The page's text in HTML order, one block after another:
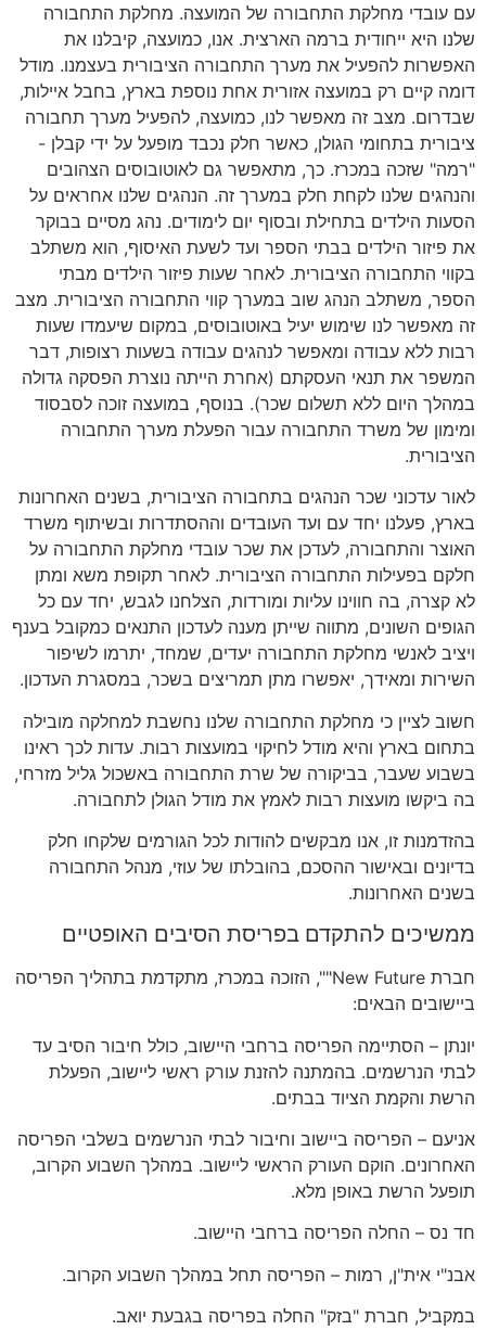
עם עובדי מחלקת התחבורה של המועצה. מחלקת התחבורה
שלנו היא ייחודית ברמה הארצית. אנו, כמועצה, קיבלנו את
האפשרות להפעיל את מערך התחבורה הציבורית בעצמנו. מודל
דומה קיים רק במועצה אזורית אחת נוספת בארץ, בחבל איילות,
שבדרום. מצב זה מאפשר לנו, כמועצה, להפעיל מערך תחבורה
ציבורית בתחומי הגולן, כאשר חלק נכבד מופעל על ידי קבלן -
"רמה" שזכה במכרז. כך, מתאפשר גם לאוטובוסים הצהובים
והנהגים שלנו לקחת חלק במערך זה. הנהגים שלנו אחראים על
הסעות הילדים בתחילת ובסוף יום לימודים. נהג מסיים בבוקר
את פיזור הילדים בבתי הספר ועד לשעת האיסוף, הוא משתלב
בקווי התחבורה הציבורית. לאחר שעות פיזור הילדים מבתי
הספר, משתלב הנהג שוב במערך קווי התחבורה הציבורית. מצב
זה מאפשר לנו שימוש יעיל באוטובוסים, במקום שיעמדו שעות
רבות ללא עבודה ומאפשר לנהגים עבודה בשעות רצופות, דבר
המשפר את תנאי העסקתם (אחרת הייתה נוצרת הפסקה גדולה
במהלך היום ללא תשלום שכר). בנוסף, במועצה זוכה לסבסוד
ומימון של משרד התחבורה עבור הפעלת מערך התחבורה
הציבורית.
לאור עדכוני שכר הנהגים בתחבורה הציבורית, בשנים האחרונות
בארץ, פעלנו יחד עם ועד העובדים וההסתדרות ובשיתוף משרד
האוצר והתחבורה, לעדכן את שכר עובדי מחלקת התחבורה על
חלקם בפעילות התחבורה הציבורית. לאחר תקופת משא ומתן
לא קצרה, בה חווינו עליות ומורדות, הצלחנו לגבש, יחד עם כל
הגופים השונים, מתווה שייתן מענה לעדכון התנאים כמקובל בענף
ויציב לאנשי מחלקת התחבורה יעדים, שמחד, יתרמו לשיפור
השירות ומאידך, יאפשרו מתן תמריצים בשכר, במסגרת העדכון.
חשוב לציין כי מחלקת התחבורה שלנו נחשבת למחלקה מובילה
בתחום בארץ והיא מודל לחיקוי במועצות רבות. עדות לכך ראינו
בשבוע שעבר, בביקורה של שרת התחבורה באשכול גליל מזרחי,
בה ביקשו מועצות רבות לאמץ את מודל הגולן לתחבורה.
בהזדמנות זו, אנו מבקשים להודות לכל הגורמים שלקחו חלק
בדיונים ובאישור ההסכם, בהובלתו של עוזי, מנהל התחבורה
בשנים האחרונות.
ממשיכים להתקדם בפריסת הסיבים האופטיים
חברת New Future"", הזוכה במכרז, מתקדמת בתהליך הפריסה
ביישובים הבאים:
יונתן – הסתיימה הפריסה ברחבי היישוב, כולל חיבור הסיב עד
לבתי הנרשמים. בהמתנה להזנת עורק ראשי ליישוב, הפעלת
הרשת והקמת הציוד בבתים.
אניעם – הפריסה ביישוב וחיבור לבתי הנרשמים בשלבי הפריסה
האחרונים. הוקם העורק הראשי ליישוב. במהלך השבוע הקרוב,
תופעל הרשת באופן מלא.
חד נס – החלה הפריסה ברחבי היישוב.
אבנ"י אית"ן, רמות – הפריסה תחל במהלך השבוע הקרוב.
במקביל, חברת "בזק" החלה בפריסה בגבעת יואב.